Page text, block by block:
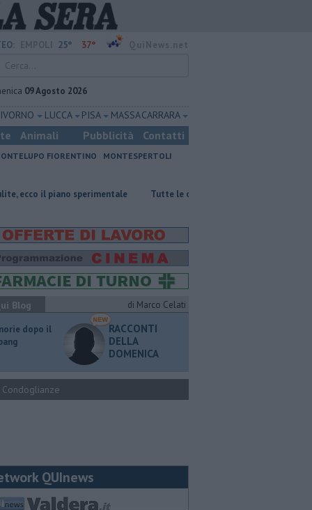
25° 37°
09 Agosto 2026
LUCCA PISA MASSA CARRARA
Animali Pubblicità Contatti
FIORENTINO
MONTESPERTOLI
sperimentale ​Tutte le offerte di lavoro per l'area Empolese-Valdelsa
Blog di Marco Celati
dopo il
RACCONTI
DELLA
DOMENICA
Condoglianze
QUInews